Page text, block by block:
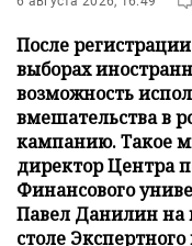
После
выборах
возможность
вмешательства в
кампанию. Такое
директор Центра
Финансового
Павел Данилин
столе